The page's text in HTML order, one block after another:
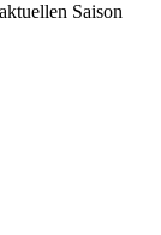
Saison